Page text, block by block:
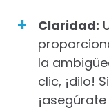
Claridad:
la
clic, ¡dilo!